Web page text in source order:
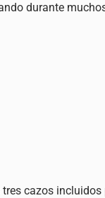
durante
cazos